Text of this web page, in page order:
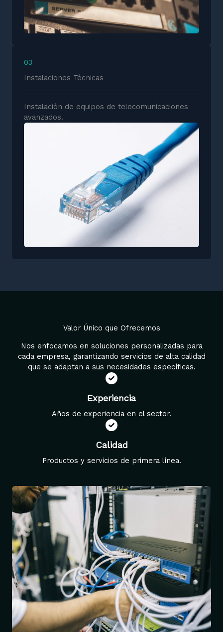
03
Instalaciones Técnicas
Instalación de equipos de telecomunicaciones
avanzados.
Valor Único que Ofrecemos
Nos enfocamos en soluciones personalizadas para
cada empresa, garantizando servicios de alta calidad
que se adaptan a sus necesidades específicas.
Experiencia
Años de experiencia en el sector.
Calidad
Productos y servicios de primera línea.